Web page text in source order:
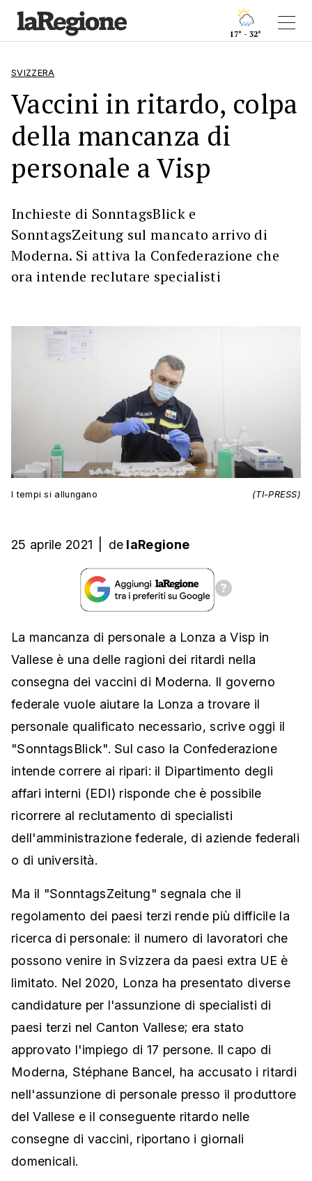
17° - 32°
SVIZZERA
Vaccini in ritardo, colpa
della mancanza di
personale a Visp
Inchieste di SonntagsBlick e
SonntagsZeitung sul mancato arrivo di
Moderna. Si attiva la Confederazione che
ora intende reclutare specialisti
I tempi si allungano (TI-PRESS)
25 aprile 2021 de laRegione
La mancanza di personale a Lonza a Visp in
Vallese è una delle ragioni dei ritardi nella
consegna dei vaccini di Moderna. Il governo
federale vuole aiutare la Lonza a trovare il
personale qualificato necessario, scrive oggi il
"SonntagsBlick". Sul caso la Confederazione
intende correre ai ripari: il Dipartimento degli
affari interni (EDI) risponde che è possibile
ricorrere al reclutamento di specialisti
dell'amministrazione federale, di aziende federali
o di università.
Ma il "SonntagsZeitung" segnala che il
regolamento dei paesi terzi rende più difficile la
ricerca di personale: il numero di lavoratori che
possono venire in Svizzera da paesi extra UE è
limitato. Nel 2020, Lonza ha presentato diverse
candidature per l'assunzione di specialisti di
paesi terzi nel Canton Vallese; era stato
approvato l'impiego di 17 persone. Il capo di
Moderna, Stéphane Bancel, ha accusato i ritardi
nell'assunzione di personale presso il produttore
del Vallese e il conseguente ritardo nelle
consegne di vaccini, riportano i giornali
domenicali.